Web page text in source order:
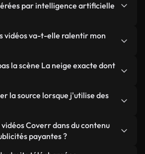
par intelligence artificielle
d'une bibliothèque hybride
images filmées par des
Chaque vidéo est clairement
vous sachiez toujours ce que
vidéos va-t-elle ralentir mon
nos versions optimisées.
formats légers, prêts pour le
qualité élevée tout en
de chargement et en
comme le LCP.
la scène La neige exacte dont
une instantanément avec
Il vous suffit de décrire la scène,
quelques secondes une vidéo
à nos normes de licence.
la source lorsque j'utilise des
n'est requise. Toutes les vidéos
sont libres de droits et
Coverr dans du contenu
payantes ?
vidéo de Coverr peuvent